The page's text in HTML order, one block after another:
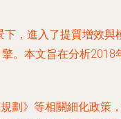
，進入了提質增效
本文旨在分析
劃》等相關細化政